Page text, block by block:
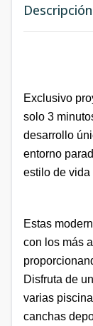
Descripción
Exclusivo
solo 3
desarrollo
entorno
estilo de
Estas
con los más
Disfruta de
varias
canchas